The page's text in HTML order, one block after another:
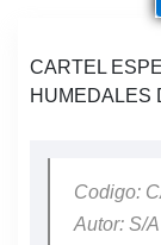
CARTEL
HUMEDALES
Codigo:
Autor: S/A